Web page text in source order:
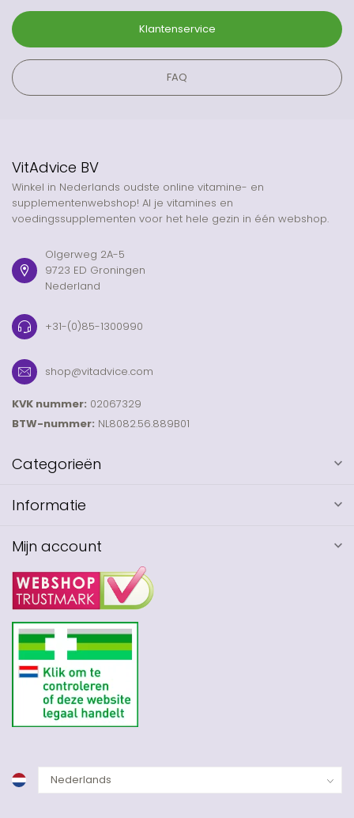
Klantenservice
FAQ
VitAdvice BV
Winkel in Nederlands oudste online vitamine- en
supplementenwebshop! Al je vitamines en
voedingssupplementen voor het hele gezin in één webshop.
Olgerweg 2A-5
9723 ED Groningen
Nederland
+31-(0)85-1300990
shop@vitadvice.com
KVK nummer: 02067329
BTW-nummer: NL8082.56.889B01
Categorieën
Informatie
Mijn account